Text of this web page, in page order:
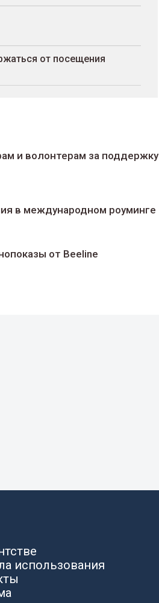
от посещения
и волонтерам за поддержку
в международном роуминге
от Beeline
использования